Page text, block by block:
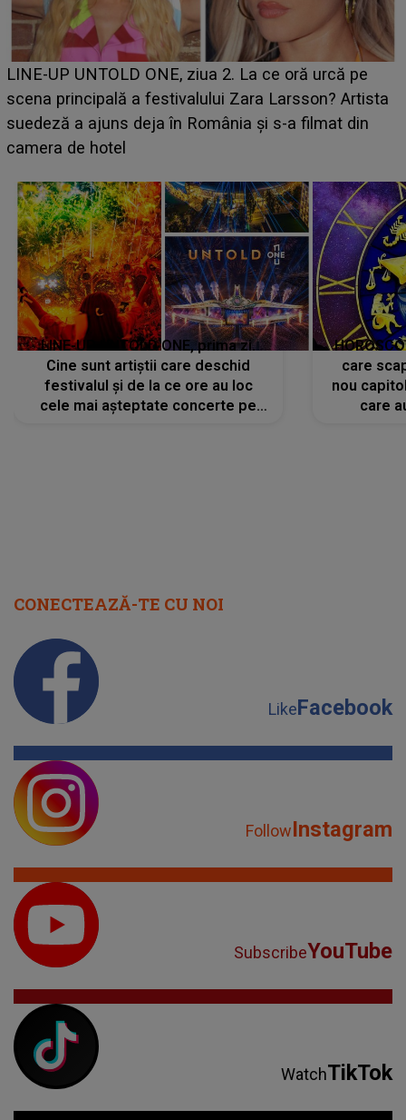
Ce a dezvăluit noua concurentă din "Casa Iubirii" l-a
luat prin surprindere pe Emanuel. CINE ESTE
BĂIATUL VIZAT de Alexandra?! Aflându-se în fața
faptului împlinit, A RECUNOSCUT IMEDIAT: "Am
LINE-UP UNTOLD ONE, prima zi.
Cine sunt artiștii care deschid
festivalul și de la ce ore au loc
cele mai așteptate concerte pe
care
nou
care
CONECTEAZĂ-TE CU NOI
LikeFacebook
FollowInstagram
SubscribeYouTube
WatchTikTok